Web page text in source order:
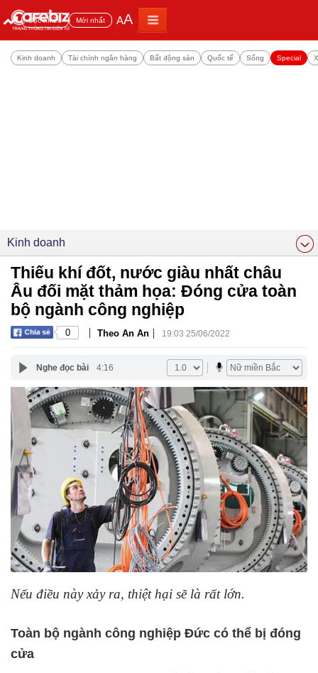
Đọc nhiều Mới nhất AA
Kinh doanh Tài chính ngân hàng Bất động sản Quốc tế Sống Special
Kinh doanh
Thiếu khí đốt, nước giàu nhất châu
Âu đối mặt thảm họa: Đóng cửa toàn
bộ ngành công nghiệp
0 | Theo An An | 19:03 25/06/2022
Nghe đọc bài 4:16
Nếu điều này xảy ra, thiệt hại sẽ là rất lớn.
Toàn bộ ngành công nghiệp Đức có thể bị đóng
cửa